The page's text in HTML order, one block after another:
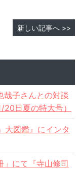
新しい記事へ >>
哉子さんとの対談
日夏の特大号）
図鑑』にインタ
にて『寺山修司